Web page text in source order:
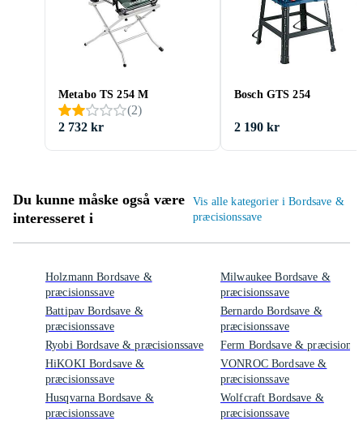
Metabo TS 254 M
(2)
2 732 kr
Bosch GTS 254
2 190 kr
Du kunne måske også være
interesseret i
Vis alle kategorier i Bordsave &
præcisionssave
Holzmann Bordsave &
præcisionssave
Battipav Bordsave &
præcisionssave
Ryobi Bordsave & præcisionssave
HiKOKI Bordsave &
præcisionssave
Husqvarna Bordsave &
præcisionssave
Milwaukee Bordsave &
præcisionssave
Bernardo Bordsave &
præcisionssave
Ferm Bordsave &
VONROC Bordsave &
præcisionssave
Wolfcraft Bordsave &
præcisionssave